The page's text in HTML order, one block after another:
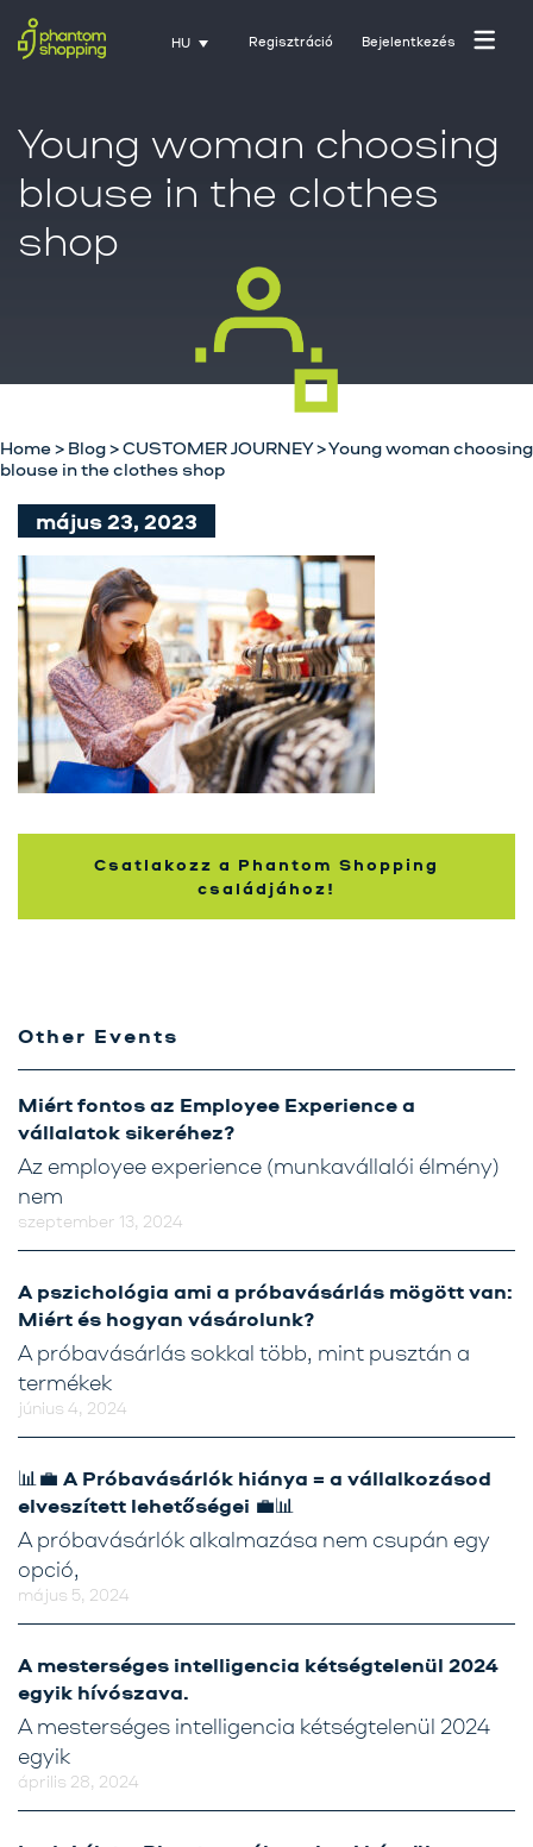
HU Regisztráció Bejelentkezés
Főoldal
Rólunk
Karrier
Kapcsolat
Tréning
Próbavásárlóknak
Blog
Young woman choosing
blouse in the clothes
shop
Home> Blog>CUSTOMER JOURNEY>Young woman choosing
blouse in the clothes shop
május 23, 2023
Csatlakozz a Phantom Shopping
családjához!
Other Events
Miért fontos az Employee Experience a
vállalatok sikeréhez?
szeptember 13, 2024
Az employee experience (munkavállalói élmény)
nem
A pszichológia ami a próbavásárlás mögött van:
Miért és hogyan vásárolunk?
június 4, 2024
A próbavásárlás sokkal több, mint pusztán a
termékek
📊💼 A Próbavásárlók hiánya = a vállalkozásod
elveszített lehetőségei 💼📊
május 5, 2024
A próbavásárlók alkalmazása nem csupán egy
opció,
A mesterséges intelligencia kétségtelenül 2024
egyik hívószava.
április 28, 2024
A mesterséges intelligencia kétségtelenül 2024
egyik